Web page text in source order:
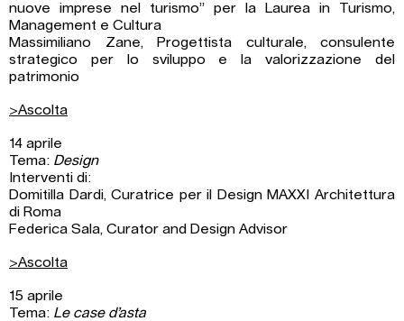
nuove imprese nel turismo” per la Laurea in Turismo,
Management e Cultura
Massimiliano Zane, Progettista culturale, consulente
strategico per lo sviluppo e la valorizzazione del
patrimonio
>Ascolta
14 aprile
Tema: Design
Interventi di:
Domitilla Dardi, Curatrice per il Design MAXXI Architettura
di Roma
Federica Sala, Curator and Design Advisor
>Ascolta
15 aprile
Tema: Le case d’asta